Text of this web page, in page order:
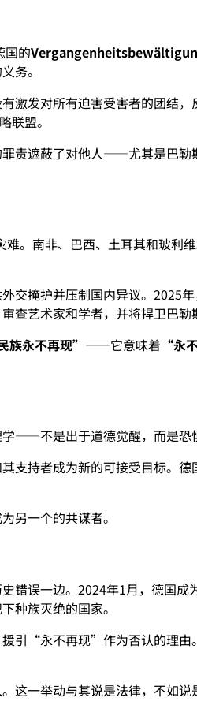
国的
务。
激发对所有迫害受害者的团结
盟。
罪责遮蔽了对他人——尤其是巴
。南非、巴西、土耳其和玻利
交掩护并压制国内异议。2025
艺术家和学者，并将捍卫巴勒
族永不再现” ——它意味着 “永
——不是出于道德觉醒，而是恐
支持者成为新的可接受目标。
另一个的共谋者。
错误一边。2024年1月，德国成
种族灭绝的国家。
援引“永不再现”作为否认的
。这一举动与其说是法律，不如说